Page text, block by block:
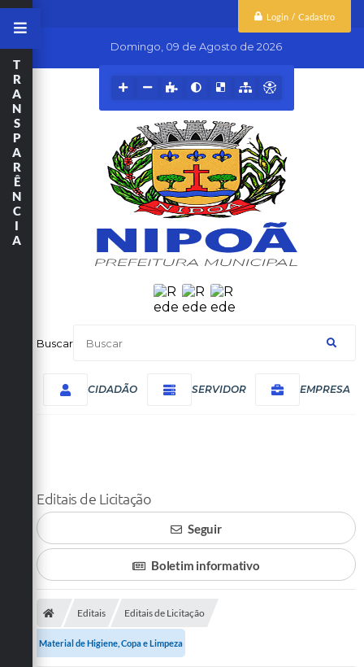
Login / Cadastro
Buscar
CIDADÃO SERVIDOR EMPRESA
Domingo 09 de Agosto de 2026
T
R
A
N
S
P
A
R
Ê
N
C
I
A
Editais de Licitação
Seguir
Boletim informativo
Editais Editais de Licitação
Material de Higiene, Copa e Limpeza